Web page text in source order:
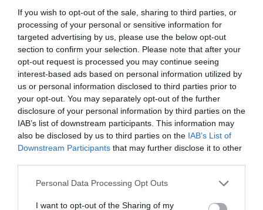
If you wish to opt-out of the sale, sharing to third parties, or
processing of your personal or sensitive information for
targeted advertising by us, please use the below opt-out
section to confirm your selection. Please note that after your
opt-out request is processed you may continue seeing
interest-based ads based on personal information utilized by
us or personal information disclosed to third parties prior to
your opt-out. You may separately opt-out of the further
disclosure of your personal information by third parties on the
IAB’s list of downstream participants. This information may
also be disclosed by us to third parties on the IAB’s List of
Downstream Participants that may further disclose it to other
Please note that this website/app uses one or more Google
not limited to your visit or usage behaviour. You may click to
Personal Data Processing Opt Outs
I want to opt-out of the Sharing of my
31.08.2023 | 09:38
Εννέα Ουκρανοί πιλότοι που εκπαιδεύονταν
στα F-16 σκοτώθηκαν μέσα σε λίγες ημέρες
σε αεροπορικά «δυστυχήματα»!